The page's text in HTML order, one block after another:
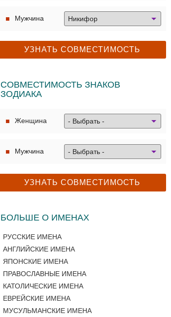
Мужчина
СОВМЕСТИМОСТЬ ЗНАКОВ
ЗОДИАКА
Женщина
Мужчина
БОЛЬШЕ О ИМЕНАХ
РУССКИЕ ИМЕНА
АНГЛИЙСКИЕ ИМЕНА
ЯПОНСКИЕ ИМЕНА
ПРАВОСЛАВНЫЕ ИМЕНА
КАТОЛИЧЕСКИЕ ИМЕНА
ЕВРЕЙСКИЕ ИМЕНА
МУСУЛЬМАНСКИЕ ИМЕНА